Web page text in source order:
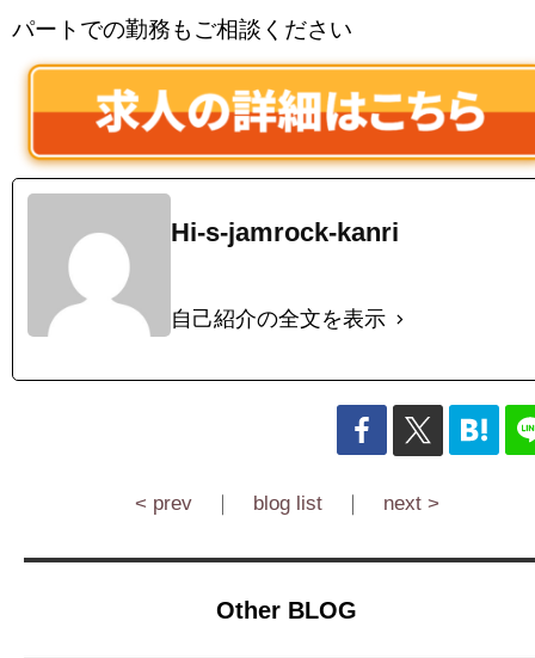
パートでの勤務もご相談ください
Hi-s-jamrock-kanri
自己紹介の全文を表示
< prev｜ blog list｜ next >
Other BLOG